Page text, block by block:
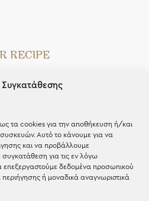
Συγκατάθεσης
τα cookies για την αποθήκευση ή/και
Αυτό το κάνουμε για να
και να προβάλλουμε
συγκατάθεση για τις εν λόγω
επεξεργαστούμε δεδομένα προσωπικού
ή μοναδικά αναγνωριστικά
RECIPE
Gifts
Blog
the look